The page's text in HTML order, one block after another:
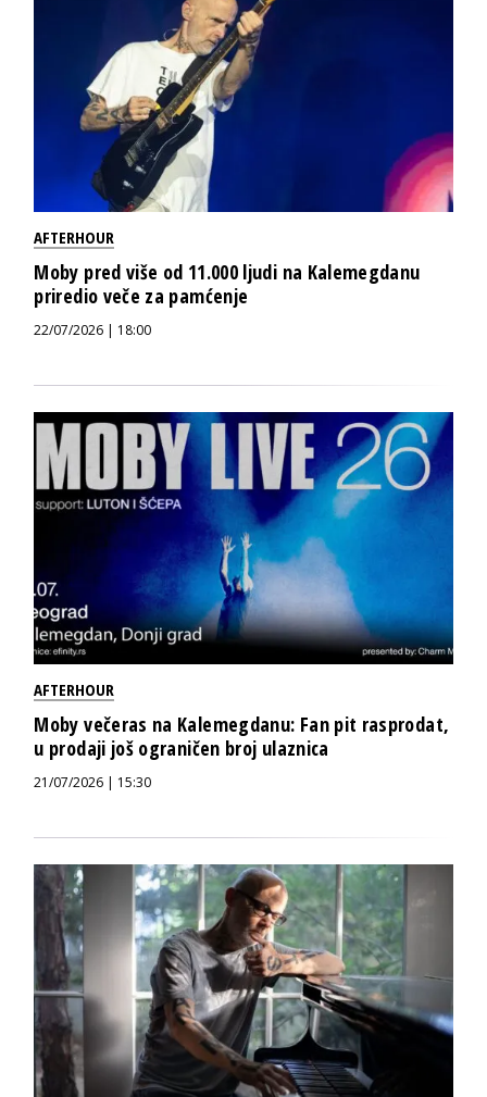
AFTERHOUR
Moby pred više od 11.000 ljudi na Kalemegdanu
priredio veče za pamćenje
22/07/2026 | 18:00
AFTERHOUR
Moby večeras na Kalemegdanu: Fan pit rasprodat,
u prodaji još ograničen broj ulaznica
21/07/2026 | 15:30